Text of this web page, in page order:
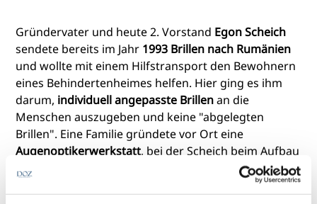
Gründervater und heute 2. Vorstand Egon Scheich
sendete bereits im Jahr 1993 Brillen nach Rumänien
und wollte mit einem Hilfstransport den Bewohnern
eines Behindertenheimes helfen. Hier ging es ihm
darum, individuell angepasste Brillenan die
Menschen auszugeben und keine "abgelegten
Brillen". Eine Familie gründete vor Ort eine
Augenoptikerwerkstatt, bei der Scheich beim Aufbau
half. Auch in Bolivien und Bangladesch setzte er sich
den Entwicklungsdienst